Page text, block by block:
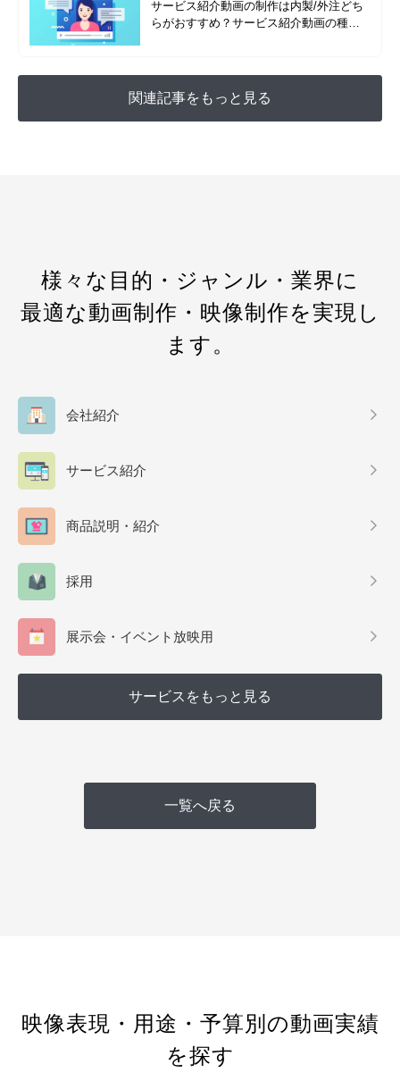
サービス紹介動画の制作は内製/外注どち
らがおすすめ？サービス紹介動画の種類
関連記事をもっと見る
様々な目的・ジャンル・業界に
最適な動画制作・映像制作を実現し
ます。
会社紹介
サービス紹介
商品説明・紹介
採用
展示会・イベント放映用
サービスをもっと見る
一覧へ戻る
映像表現・用途・予算別の動画実績
を探す